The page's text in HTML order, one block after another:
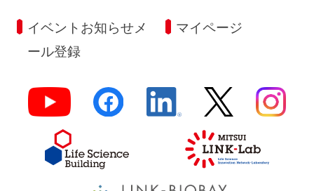
イベントお知らせメ
ール登録
マイページ